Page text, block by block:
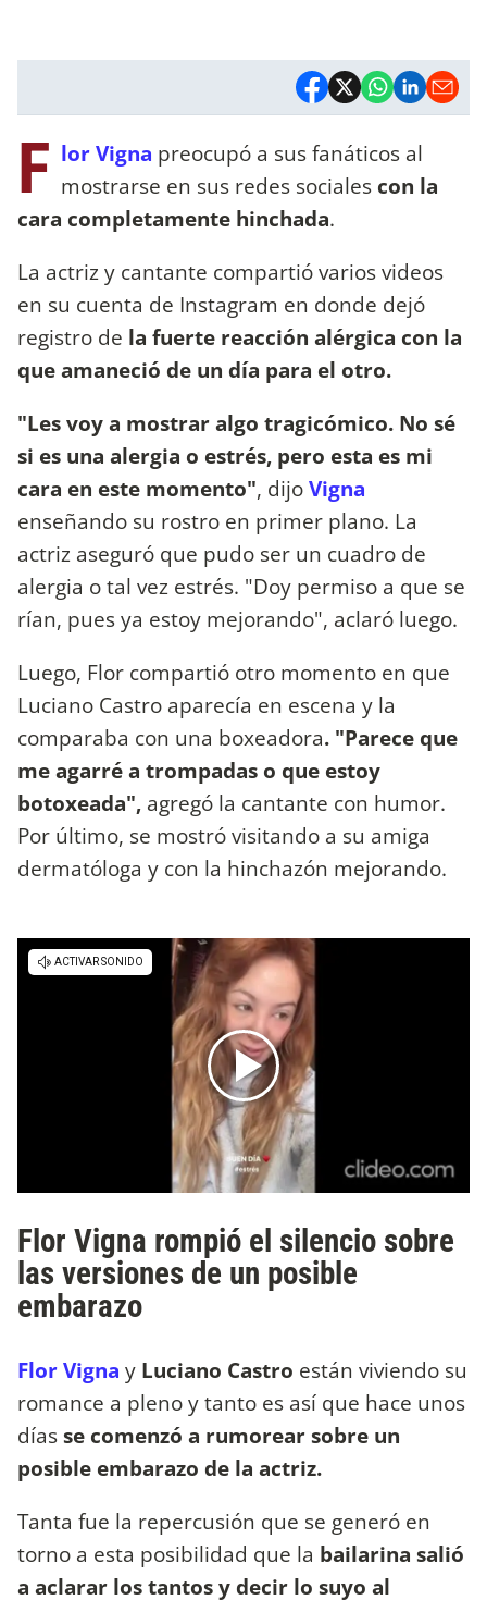
F lor Vigna preocupó a sus fanáticos al
mostrarse en sus redes sociales con la
cara completamente hinchada.
La actriz y cantante compartió varios videos
en su cuenta de Instagram en donde dejó
registro de la fuerte reacción alérgica con la
que amaneció de un día para el otro.
"Les voy a mostrar algo tragicómico. No sé
si es una alergia o estrés, pero esta es mi
cara en este momento", dijoVigna
enseñando su rostro en primer plano. La
actriz aseguró que pudo ser un cuadro de
alergia o tal vez estrés. "Doy permiso a que se
rían, pues ya estoy mejorando", aclaró luego.
Luego, Flor compartió otro momento en que
Luciano Castro aparecía en escena y la
comparaba con una boxeadora. "Parece que
me agarré a trompadas o que estoy
botoxeada", agregó la cantante con humor.
Por último, se mostró visitando a su amiga
dermatóloga y con la hinchazón mejorando.
Flor Vigna rompió el silencio sobre
las versiones de un posible
embarazo
Flor Vigna y Luciano Castro están viviendo su
romance a pleno y tanto es así que hace unos
díasse comenzó a rumorear sobre un
posible embarazo de la actriz.
Tanta fue la repercusión que se generó en
torno a esta posibilidad que la bailarina salió
a aclarar los tantos y decir lo suyo al